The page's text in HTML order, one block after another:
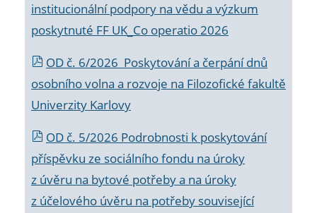
institucionální podpory na vědu a výzkum
poskytnuté FF UK_Co operatio 2026
OD č. 6/2026 Poskytování a čerpání dnů
osobního volna a rozvoje na Filozofické fakultě
Univerzity Karlovy
OD č. 5/2026 Podrobnosti k poskytování
příspěvku ze sociálního fondu na úroky
z úvěru na bytové potřeby a na úroky
z účelového úvěru na potřeby související